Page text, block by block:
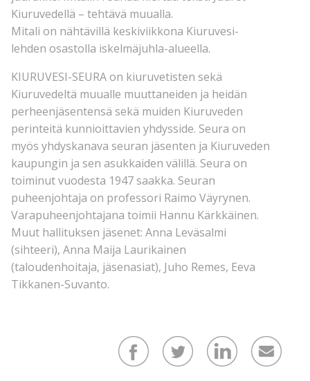
Kiuruvedellä – tehtävä muualla.
Mitali on nähtävillä keskiviikkona Kiuruvesi-
lehden osastolla iskelmäjuhla-alueella.
KIURUVESI-SEURA on kiuruvetisten sekä
Kiuruvedeltä muualle muuttaneiden ja heidän
perheenjäsentensä sekä muiden Kiuruveden
perinteitä kunnioittavien yhdysside. Seura on
myös yhdyskanava seuran jäsenten ja Kiuruveden
kaupungin ja sen asukkaiden välillä. Seura on
toiminut vuodesta 1947 saakka. Seuran
puheenjohtaja on professori Raimo Väyrynen.
Varapuheenjohtajana toimii Hannu Kärkkäinen.
Muut hallituksen jäsenet: Anna Leväsalmi
(sihteeri), Anna Maija Laurikainen
(taloudenhoitaja, jäsenasiat), Juho Remes, Eeva
Tikkanen-Suvanto.